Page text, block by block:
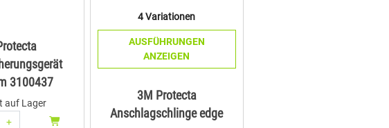
3100437
auf Lager
+
4 Variationen
AUSFÜHRUNGEN
ANZEIGEN
3M Protecta
Anschlagschlinge edge